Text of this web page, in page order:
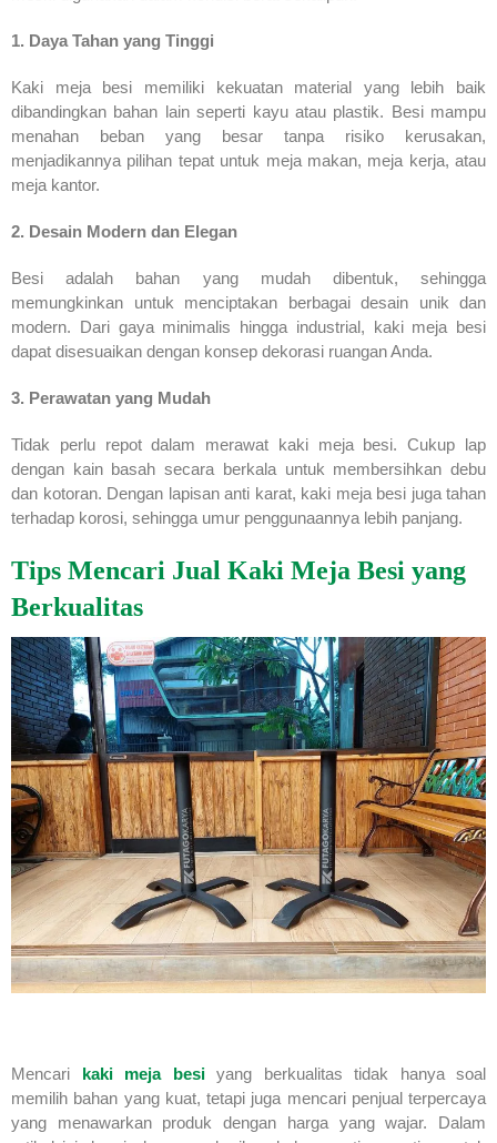
1. Daya Tahan yang Tinggi
Kaki meja besi memiliki kekuatan material yang lebih baik
dibandingkan bahan lain seperti kayu atau plastik. Besi mampu
menahan beban yang besar tanpa risiko kerusakan,
menjadikannya pilihan tepat untuk meja makan, meja kerja, atau
meja kantor.
2. Desain Modern dan Elegan
Besi adalah bahan yang mudah dibentuk, sehingga
memungkinkan untuk menciptakan berbagai desain unik dan
modern. Dari gaya minimalis hingga industrial, kaki meja besi
dapat disesuaikan dengan konsep dekorasi ruangan Anda.
3. Perawatan yang Mudah
Tidak perlu repot dalam merawat kaki meja besi. Cukup lap
dengan kain basah secara berkala untuk membersihkan debu
dan kotoran. Dengan lapisan anti karat, kaki meja besi juga tahan
terhadap korosi, sehingga umur penggunaannya lebih panjang.
Tips Mencari Jual Kaki Meja Besi yang
Berkualitas
Mencari kaki meja besiyang berkualitas tidak hanya soal
memilih bahan yang kuat, tetapi juga mencari penjual terpercaya
yang menawarkan produk dengan harga yang wajar. Dalam